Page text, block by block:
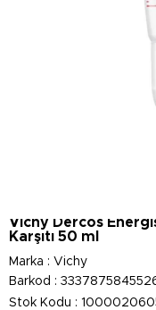
Vichy Dercos
Karşıtı 50 ml
Marka : Vichy
Barkod :
Stok Kodu